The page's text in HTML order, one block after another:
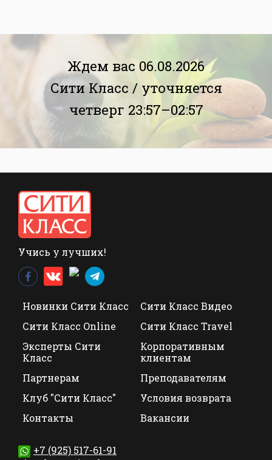
Ждем вас 06.08.2026
Сити Класс / уточняется
четверг 23:57–02:57
Учись у лучших!
Новинки Сити Класс
Сити Класс Видео
Сити Класс Online
Сити Класс Travel
Эксперты Сити
Класс
Корпоративным
клиентам
Партнерам
Преподавателям
Клуб "Сити Класс"
Условия возврата
Контакты
Вакансии
+7 (925) 517-61-91